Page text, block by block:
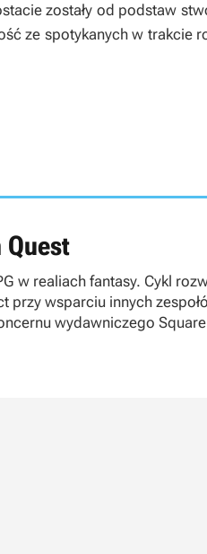
zostały od podstaw
ze spotykanych w trakcie
Quest
w realiach fantasy. Cykl
przy wsparciu innych
wydawniczego